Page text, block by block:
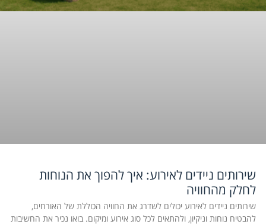
שירותים ניידים לאירוע: איך להפוך את הנוחות
לחלק מהחוויה
שירותים ניידים לאירוע יכולים לשדרג את החוויה הכוללת של האורחים,
להבטיח נוחות וניקיון, ולהתאים לכל סוג אירוע ומיקום. בואו נכיר את החשיבות